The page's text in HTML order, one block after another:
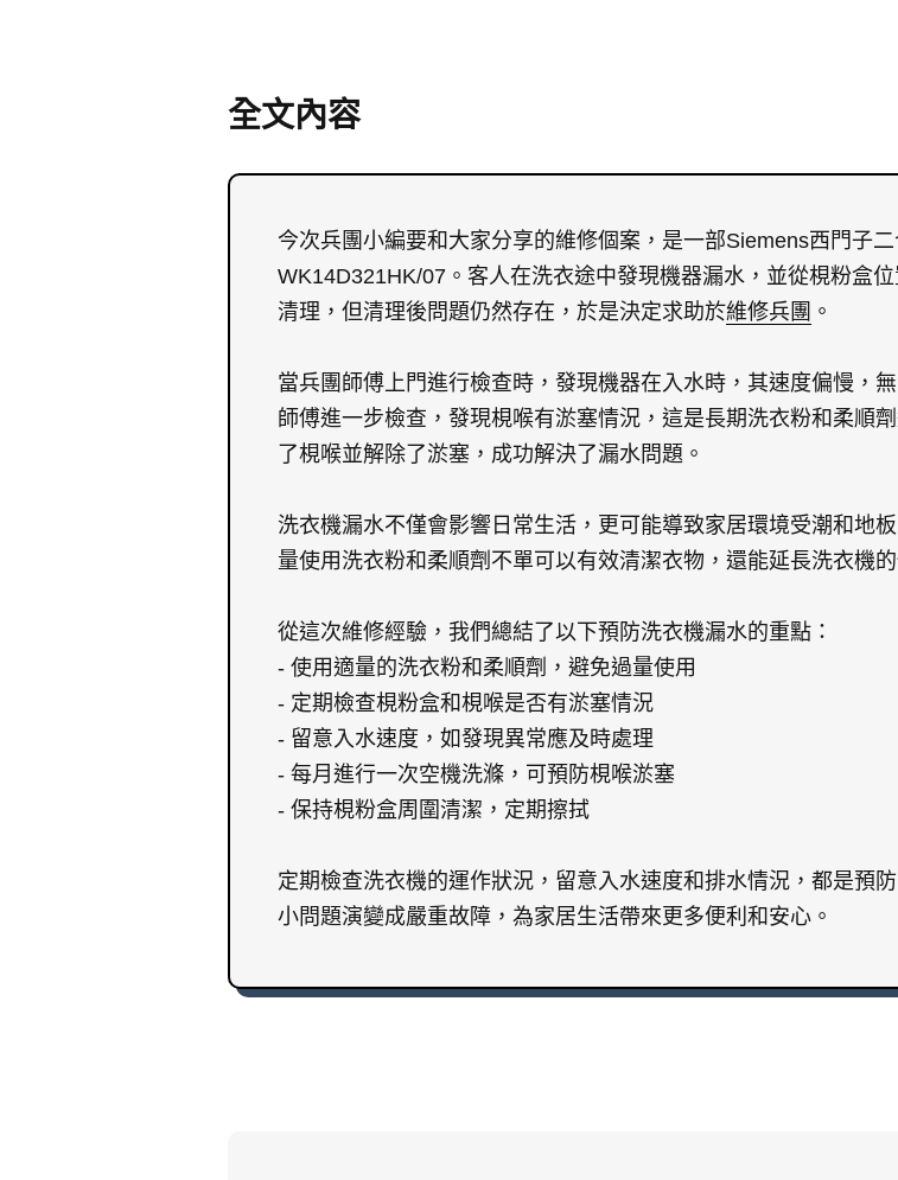
全文內容
今次兵團小編要和大家分享的維修個案，是一部Siemens西門子
WK14D321HK/07。客人在洗衣途中發現機器漏水，並從梘粉盒
清理，但清理後問題仍然存在，於是決定求助於維修兵團 。
當兵團師傅上門進行檢查時，發現機器在入水時，其速度偏慢，
師傅進一步檢查，發現梘喉有淤塞情況，這是長期洗衣粉和柔順
了梘喉並解除了淤塞，成功解決了漏水問題。
洗衣機漏水不僅會影響日常生活，更可能導致家居環境受潮和地
量使用洗衣粉和柔順劑不單可以有效清潔衣物，還能延長洗衣機的
從這次維修經驗，我們總結了以下預防洗衣機漏水的重點：
- 使用適量的洗衣粉和柔順劑，避免過量使用
- 定期檢查梘粉盒和梘喉是否有淤塞情況
- 留意入水速度，如發現異常應及時處理
- 每月進行一次空機洗滌，可預防梘喉淤塞
- 保持梘粉盒周圍清潔，定期擦拭
定期檢查洗衣機的運作狀況，留意入水速度和排水情況，都是預
小問題演變成嚴重故障，為家居生活帶來更多便利和安心。